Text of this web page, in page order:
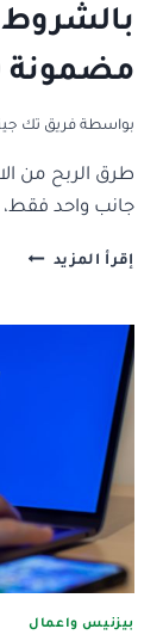
مضمونة 100%
بواسطة فريق تك
طرق الربح من
جانب واحد فقط،
إقرأ المزيد 9
بيزنيس واعمال